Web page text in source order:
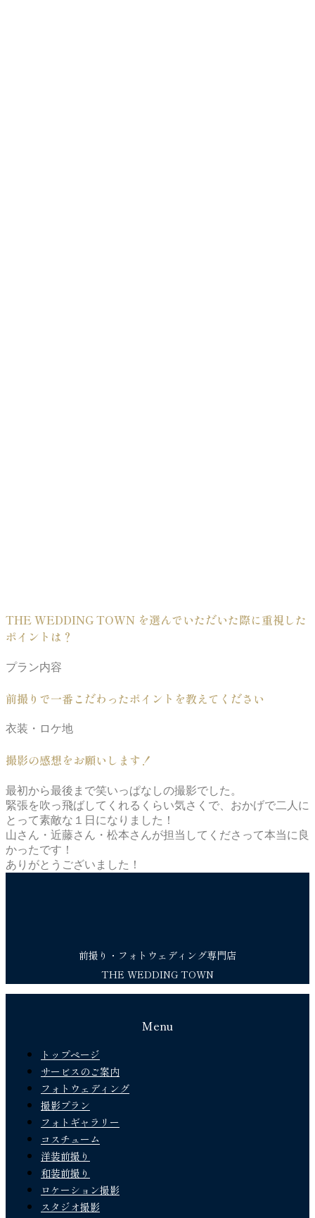
THE WEDDING TOWN を選んでいただいた際に重視した
ポイントは？
プラン内容
前撮りで一番こだわったポイントを教えてください
衣装・ロケ地
撮影の感想をお願いします！
最初から最後まで笑いっぱなしの撮影でした。
緊張を吹っ飛ばしてくれるくらい気さくで、おかげで二人に
とって素敵な１日になりました！
山さん・近藤さん・松本さんが担当してくださって本当に良
かったです！
ありがとうございました！
前撮り・フォトウェディング専門店
THE WEDDING TOWN
Menu
トップページ
サービスのご案内
フォトウェディング
撮影プラン
フォトギャラリー
コスチューム
洋装前撮り
和装前撮り
ロケーション撮影
スタジオ撮影